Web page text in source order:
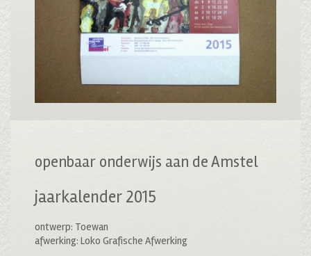
openbaar onderwijs aan de Amstel
jaarkalender 2015
ontwerp: Toewan
afwerking: Loko Grafische Afwerking